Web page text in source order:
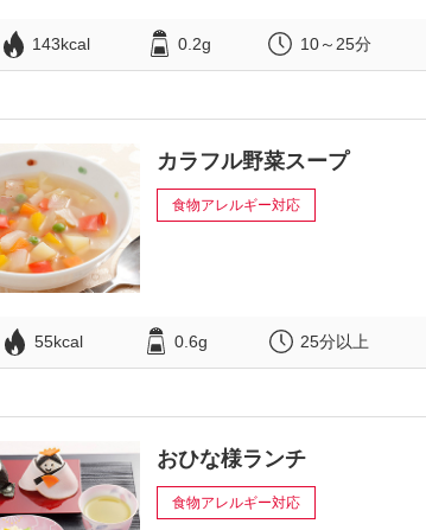
143kcal 0.2g 10～25分
カラフル野菜スープ
食物アレルギー対応
55kcal 0.6g 25分以上
おひな様ランチ
食物アレルギー対応